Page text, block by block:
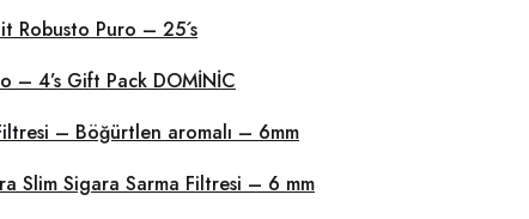
Robusto Puro – 25´s
– 4’s Gift Pack DOMİNİC
– Böğürtlen aromalı – 6mm
Slim Sigara Sarma Filtresi – 6 mm